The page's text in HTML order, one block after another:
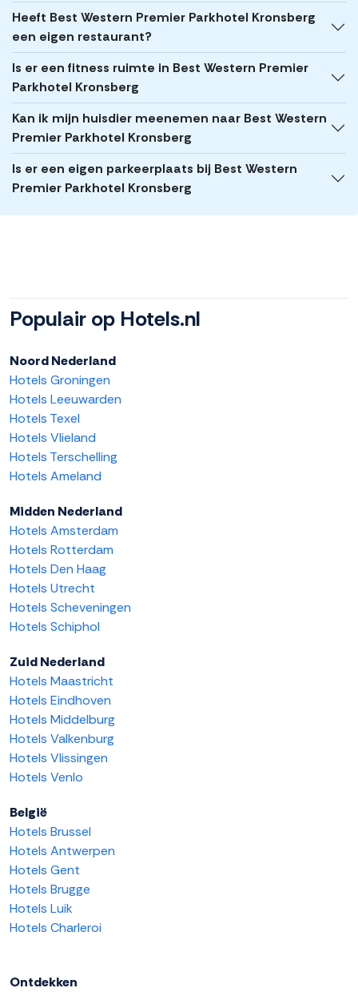
Heeft Best Western Premier Parkhotel Kronsberg
een eigen restaurant?
Is er een fitness ruimte in Best Western Premier
Parkhotel Kronsberg
Kan ik mijn huisdier meenemen naar Best Western
Premier Parkhotel Kronsberg
Is er een eigen parkeerplaats bij Best Western
Premier Parkhotel Kronsberg
Populair op Hotels.nl
Noord Nederland
Hotels Groningen
Hotels Leeuwarden
Hotels Texel
Hotels Vlieland
Hotels Terschelling
Hotels Ameland
Midden Nederland
Hotels Amsterdam
Hotels Rotterdam
Hotels Den Haag
Hotels Utrecht
Hotels Scheveningen
Hotels Schiphol
Zuid Nederland
Hotels Maastricht
Hotels Eindhoven
Hotels Middelburg
Hotels Valkenburg
Hotels Vlissingen
Hotels Venlo
België
Hotels Brussel
Hotels Antwerpen
Hotels Gent
Hotels Brugge
Hotels Luik
Hotels Charleroi
Ontdekken